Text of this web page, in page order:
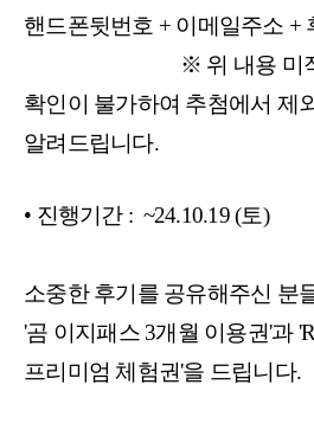
핸드폰뒷번호 + 이메일주소 +
※ 위 내용 미작성
확인이 불가하여 추첨에서 제
알려드립니다.
• 진행기간 : ~24.10.19 (토)
소중한 후기를 공유해주신 분
'곰 이지패스 3개월 이용권'과 '
프리미엄 체험권'을 드립니다.